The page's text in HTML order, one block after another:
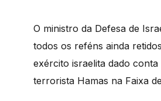
O ministro da Defesa de
todos os reféns ainda
exército israelita dado
terrorista Hamas na Faixa